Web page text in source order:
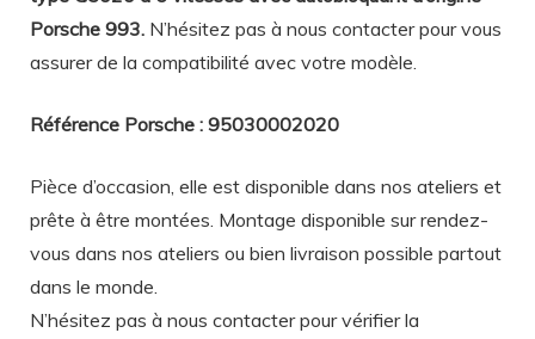
Porsche 993. N’hésitez pas à nous contacter pour vous
assurer de la compatibilité avec votre modèle.
Référence Porsche : 95030002020
Pièce d’occasion, elle est disponible dans nos ateliers et
prête à être montées. Montage disponible sur rendez-
vous dans nos ateliers ou bien livraison possible partout
dans le monde.
N’hésitez pas à nous contacter pour vérifier la